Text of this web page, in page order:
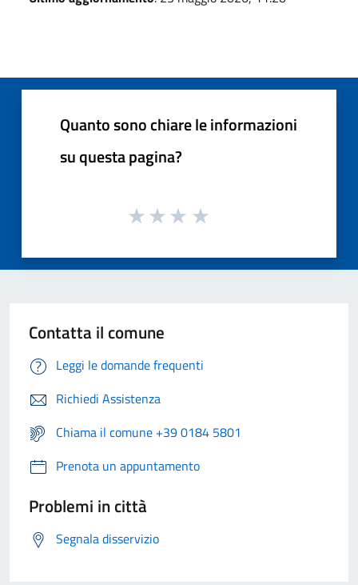
Quanto sono chiare le informazioni
su questa pagina?
Contatta il comune
Leggi le domande frequenti
Richiedi Assistenza
Chiama il comune +39 0184 5801
Prenota un appuntamento
Problemi in città
Segnala disservizio